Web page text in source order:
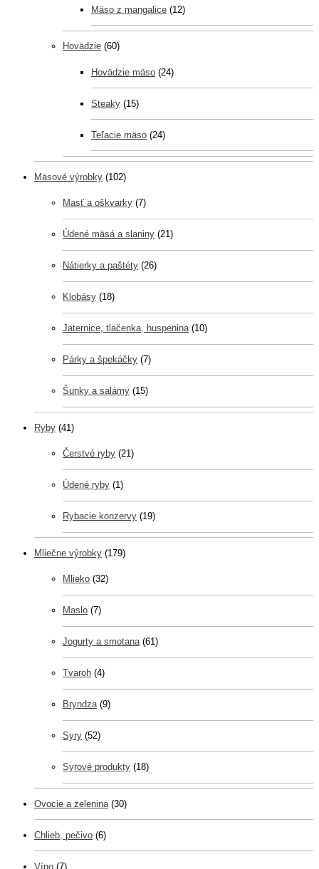
Mäso z mangalice (12)
Hovädzie (60)
Hovädzie mäso (24)
Steaky (15)
Teľacie mäso (24)
Mäsové výrobky (102)
Masť a oškvarky (7)
Údené mäsá a slaniny (21)
Nátierky a paštéty (26)
Klobásy (18)
Jaternice, tlačenka, huspenina (10)
Párky a špekáčky (7)
Šunky a salámy (15)
Ryby (41)
Čerstvé ryby (21)
Údené ryby (1)
Rybacie konzervy (19)
Mliečne výrobky (179)
Mlieko (32)
Maslo (7)
Jogurty a smotana (61)
Tvaroh (4)
Bryndza (9)
Syry (52)
Syrové produkty (18)
Ovocie a zelenina (30)
Chlieb, pečivo (6)
Víno (7)